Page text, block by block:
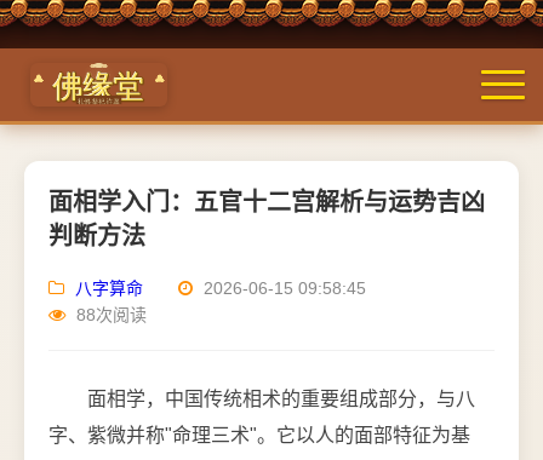
面相学入门：五官十二宫解析与运势吉凶
判断方法
八字算命
2026-06-15 09:58:45
88次阅读
面相学，中国传统相术的重要组成部分，与八
字、紫微并称"命理三术"。它以人的面部特征为基